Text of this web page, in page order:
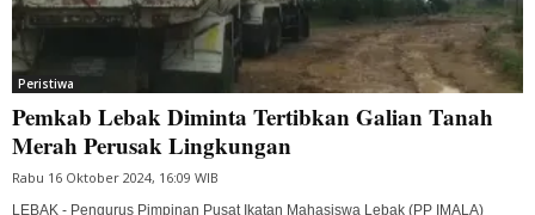
Peristiwa
Pemkab Lebak Diminta Tertibkan Galian Tanah
Merah Perusak Lingkungan
Rabu 16 Oktober 2024, 16:09 WIB
LEBAK - Pengurus Pimpinan Pusat Ikatan Mahasiswa Lebak (PP IMALA)